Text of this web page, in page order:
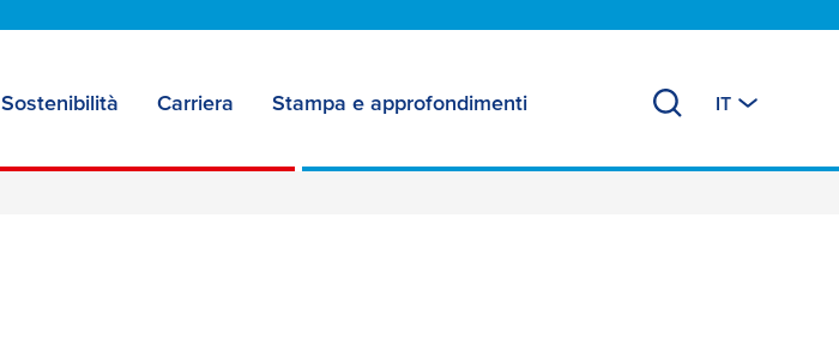
Sostenibilità Carriera Stampa e approfondimenti IT